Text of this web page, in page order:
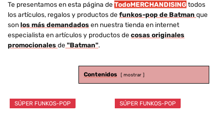
Te presentamos en esta página de TodoMERCHANDISINGtodos
los artículos, regalos y productos de funkos-pop de Batman que
sonlos más demandados en nuestra tienda en internet
especialista en artículos y productos de cosas originales
promocionales de "Batman".
Contenidos mostrar
SÚPER FUNKOS-POP SÚPER FUNKOS-POP